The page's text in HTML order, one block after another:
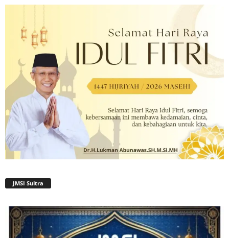
JMSI Sultra